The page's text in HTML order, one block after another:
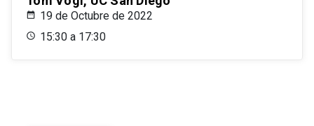
19 de Octubre de 2022
15:30 a 17:30